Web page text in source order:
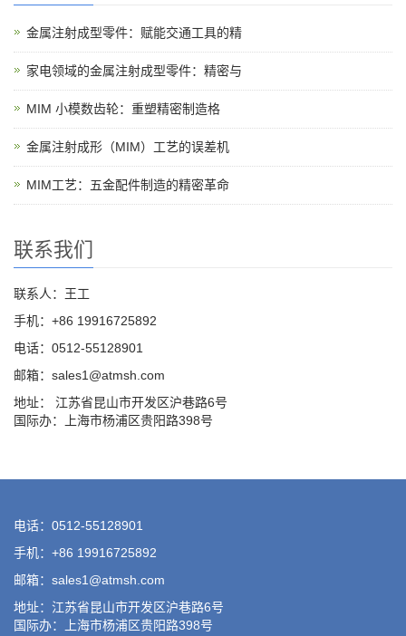
金属注射成型零件：赋能交通工具的精
家电领域的金属注射成型零件：精密与
MIM 小模数齿轮：重塑精密制造格
金属注射成形（MIM）工艺的误差机
MIM工艺：五金配件制造的精密革命
联系我们
联系人：王工
手机：+86 19916725892
电话：0512-55128901
邮箱： sales1@atmsh.com
地址： 江苏省昆山市开发区沪巷路6号
国际办：上海市杨浦区贵阳路398号
电话：0512-55128901
手机：+86 19916725892
邮箱： sales1@atmsh.com
地址：江苏省昆山市开发区沪巷路6号
国际办：上海市杨浦区贵阳路398号